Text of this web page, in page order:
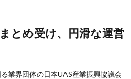
業界団体の日本UAS産業振興協議会